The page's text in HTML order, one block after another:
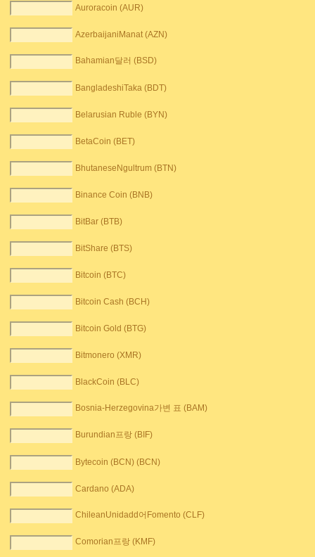
Auroracoin (AUR)
AzerbaijaniManat (AZN)
Bahamian달러 (BSD)
BangladeshiTaka (BDT)
Belarusian Ruble (BYN)
BetaCoin (BET)
BhutaneseNgultrum (BTN)
Binance Coin (BNB)
BitBar (BTB)
BitShare (BTS)
Bitcoin (BTC)
Bitcoin Cash (BCH)
Bitcoin Gold (BTG)
Bitmonero (XMR)
BlackCoin (BLC)
Bosnia-Herzegovina가변 표 (BAM)
Burundian프랑 (BIF)
Bytecoin (BCN) (BCN)
Cardano (ADA)
ChileanUnidadd어Fomento (CLF)
Comorian프랑 (KMF)